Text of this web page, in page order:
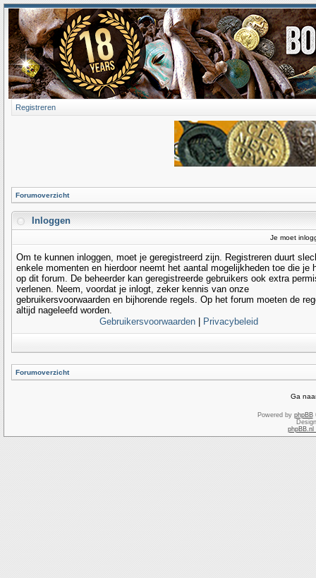
Registreren
Forumoverzicht
Inloggen
Je moet
Om te kunnen inloggen, moet je geregistreerd zijn. Registreren duurt
enkele momenten en hierdoor neemt het aantal mogelijkheden toe die je
op dit forum. De beheerder kan geregistreerde gebruikers ook extra
verlenen. Neem, voordat je inlogt, zeker kennis van onze
gebruikersvoorwaarden en bijhorende regels. Op het forum moeten de
altijd nageleefd worden.
Gebruikersvoorwaarden
Privacybeleid
Forumoverzicht
Ga
Powered by phpBB
phpBB.nl